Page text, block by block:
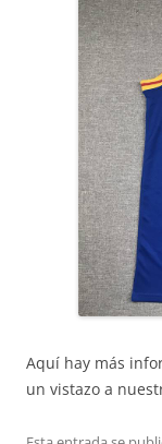
Aquí hay más
un vistazo a